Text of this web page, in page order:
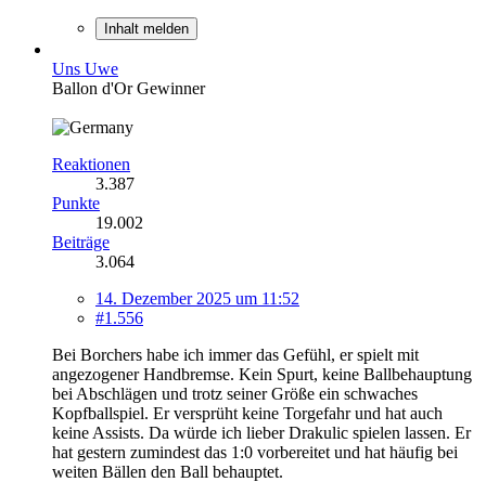
Inhalt melden
Uns Uwe
Ballon d'Or Gewinner
Reaktionen
3.387
Punkte
19.002
Beiträge
3.064
14. Dezember 2025 um 11:52
#1.556
Bei Borchers habe ich immer das Gefühl, er spielt mit
angezogener Handbremse. Kein Spurt, keine Ballbehauptung
bei Abschlägen und trotz seiner Größe ein schwaches
Kopfballspiel. Er versprüht keine Torgefahr und hat auch
keine Assists. Da würde ich lieber Drakulic spielen lassen. Er
hat gestern zumindest das 1:0 vorbereitet und hat häufig bei
weiten Bällen den Ball behauptet.